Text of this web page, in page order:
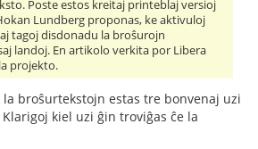
Poste estos kreitaj printeblaj versioj
Lundberg proponas, ke aktivuloj
tagoj disdonadu la broŝurojn
landoj. En artikolo verkita por Libera
projekto.
broŝurtekstojn estas tre bonvenaj uzi
kiel uzi ĝin troviĝas ĉe la